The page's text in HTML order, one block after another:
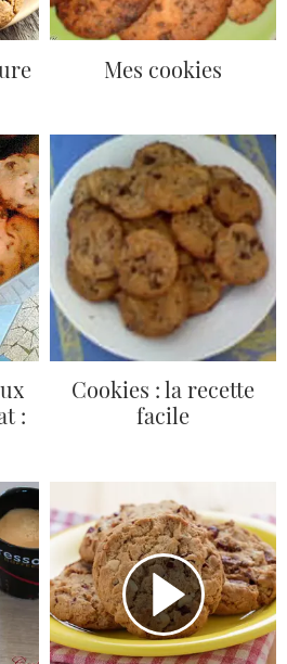
Mes cookies
:
Cookies : la recette
facile